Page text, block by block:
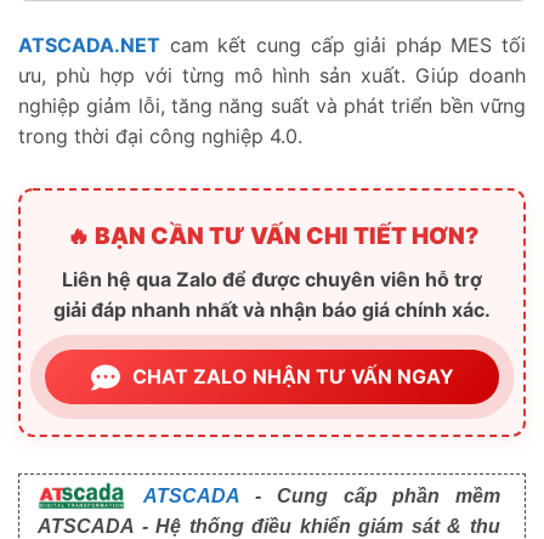
ATSCADA.NET cam kết cung cấp giải pháp MES tối
ưu, phù hợp với từng mô hình sản xuất. Giúp doanh
nghiệp giảm lỗi, tăng năng suất và phát triển bền vững
trong thời đại công nghiệp 4.0.
🔥 BẠN CẦN TƯ VẤN CHI TIẾT HƠN?
Liên hệ qua Zalo để được chuyên viên hỗ trợ
giải đáp nhanh nhất và nhận báo giá chính xác.
CHAT ZALO NHẬN TƯ VẤN NGAY
ATSCADA - Cung cấp phần mềm
ATSCADA - Hệ thống điều khiển giám sát & thu